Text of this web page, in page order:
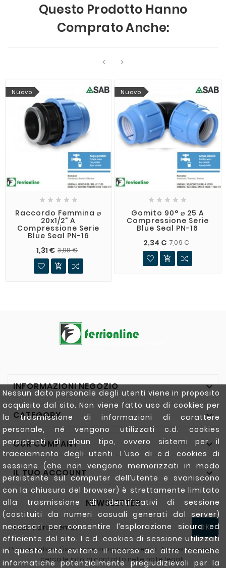
Nessun dato personale degli utenti viene in proposito
acquisito dal sito. Non viene fatto uso di cookies per
la trasmissione di informazioni di carattere
personale, né vengono utilizzati c.d. cookies
persistenti di alcun tipo, ovvero sistemi per il
tracciamento degli utenti. L’uso di c.d. cookies di
sessione (che non vengono memorizzati in modo
persistente sul computer dell’utente e svaniscono
con la chiusura del browser) è strettamente limitato
alla trasmissione di identificativi di sessione
(costituiti da numeri casuali generati dal server)
necessari per consentire l’esplorazione sicura ed
efficiente del sito. I c.d. cookies di sessione utilizzati
in questo sito evitano il ricorso ad altre tecniche
informatiche potenzialmente pregiudizievoli per la
Questo Prodotto Hanno
Comprato Anche:
 
Nuovo
    
Raccordo Femmina ⌀
20x1/2" A
Compressione Serie
Blue Seal PN-16
1,31 € 3,98 €

Nuovo
    
Gomito 90° ⌀ 25 A
Compressione Serie
Blue Seal PN-16
2,34 € 7,09 €

INFORMAZIONI NEGOZIO 
CATEGORY 
OUR COMPANY 
IL TUO ACCOUNT 
NEWSLETTER
OK
Puoi annullare l'iscrizione in ogni momento. A questo scopo,
cerca le info di contatto nelle note legali.